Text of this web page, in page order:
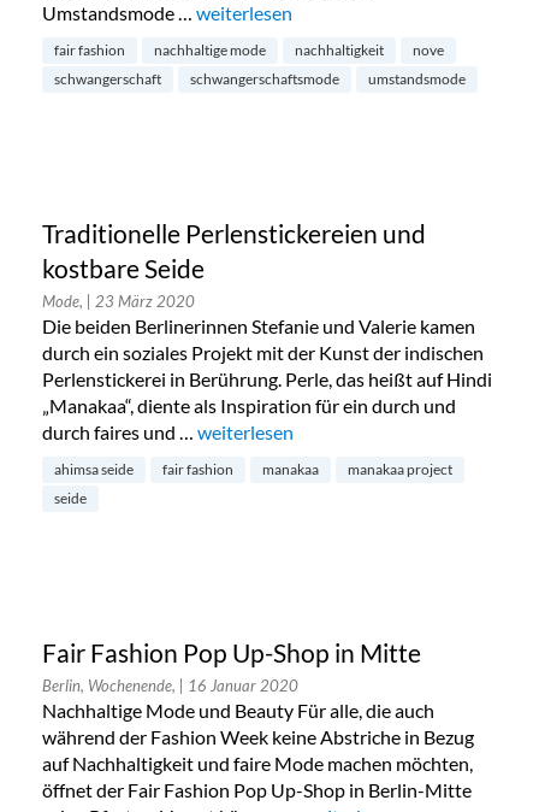
Umstandsmode … „NOVE – nachhaltige Mode in der
weiterlesen
fair fashion nachhaltige mode nachhaltigkeit
nove
schwangerschaft
schwangerschaftsmode umstandsmode
Traditionelle Perlenstickereien und
kostbare Seide
Mode, | 23 März 2020
Die beiden Berlinerinnen Stefanie und Valerie kamen
durch ein soziales Projekt mit der Kunst der indischen
Perlenstickerei in Berührung. Perle, das heißt auf Hindi
„Manakaa“, diente als Inspiration für ein durch und
durch faires und … „Traditionelle Perlenstickereien und
weiterlesen
ahimsa seide fair fashion manakaa
manakaa project
seide
Fair Fashion Pop Up-Shop in Mitte
Berlin, Wochenende, | 16 Januar 2020
Nachhaltige Mode und Beauty Für alle, die auch
während der Fashion Week keine Abstriche in Bezug
auf Nachhaltigkeit und faire Mode machen möchten,
öffnet der Fair Fashion Pop Up-Shop in Berlin-Mitte